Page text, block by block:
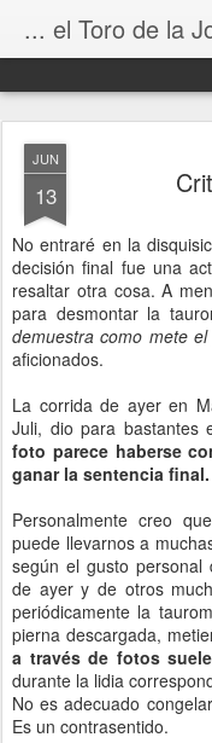
... el Toro de la
JUN
13
No entraré en la
decisión final fue una
resaltar otra cosa. A
para desmontar la
demuestra como mete
aficionados.
La corrida de ayer en
Juli, dio para bastantes
foto parece haberse
ganar la sentencia final.
Personalmente creo
puede llevarnos a
según el gusto personal
de ayer y de otros
periódicamente la
pierna descargada,
a través de fotos
durante la lidia
No es adecuado
Es un contrasentido.